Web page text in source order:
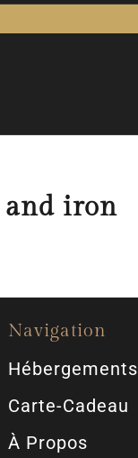
iron
Navigation
Hébergements
Carte-Cadeau
À Propos